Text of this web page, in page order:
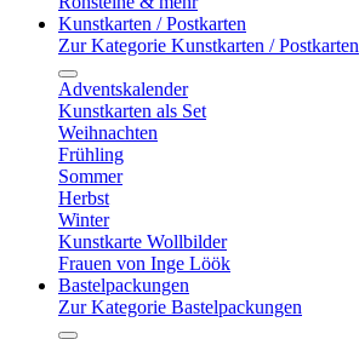
Kunstkarten / Postkarten
Zur Kategorie Kunstkarten / Postkarten
Adventskalender
Kunstkarten als Set
Weihnachten
Frühling
Sommer
Herbst
Winter
Kunstkarte Wollbilder
Frauen von Inge Löök
Bastelpackungen
Zur Kategorie Bastelpackungen